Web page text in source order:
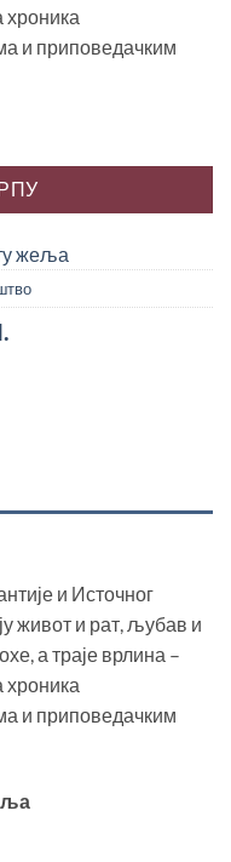
хроника
и приповедачким
жеља
и Источног
живот и рат, љубав и
а траје врлина –
хроника
и приповедачким